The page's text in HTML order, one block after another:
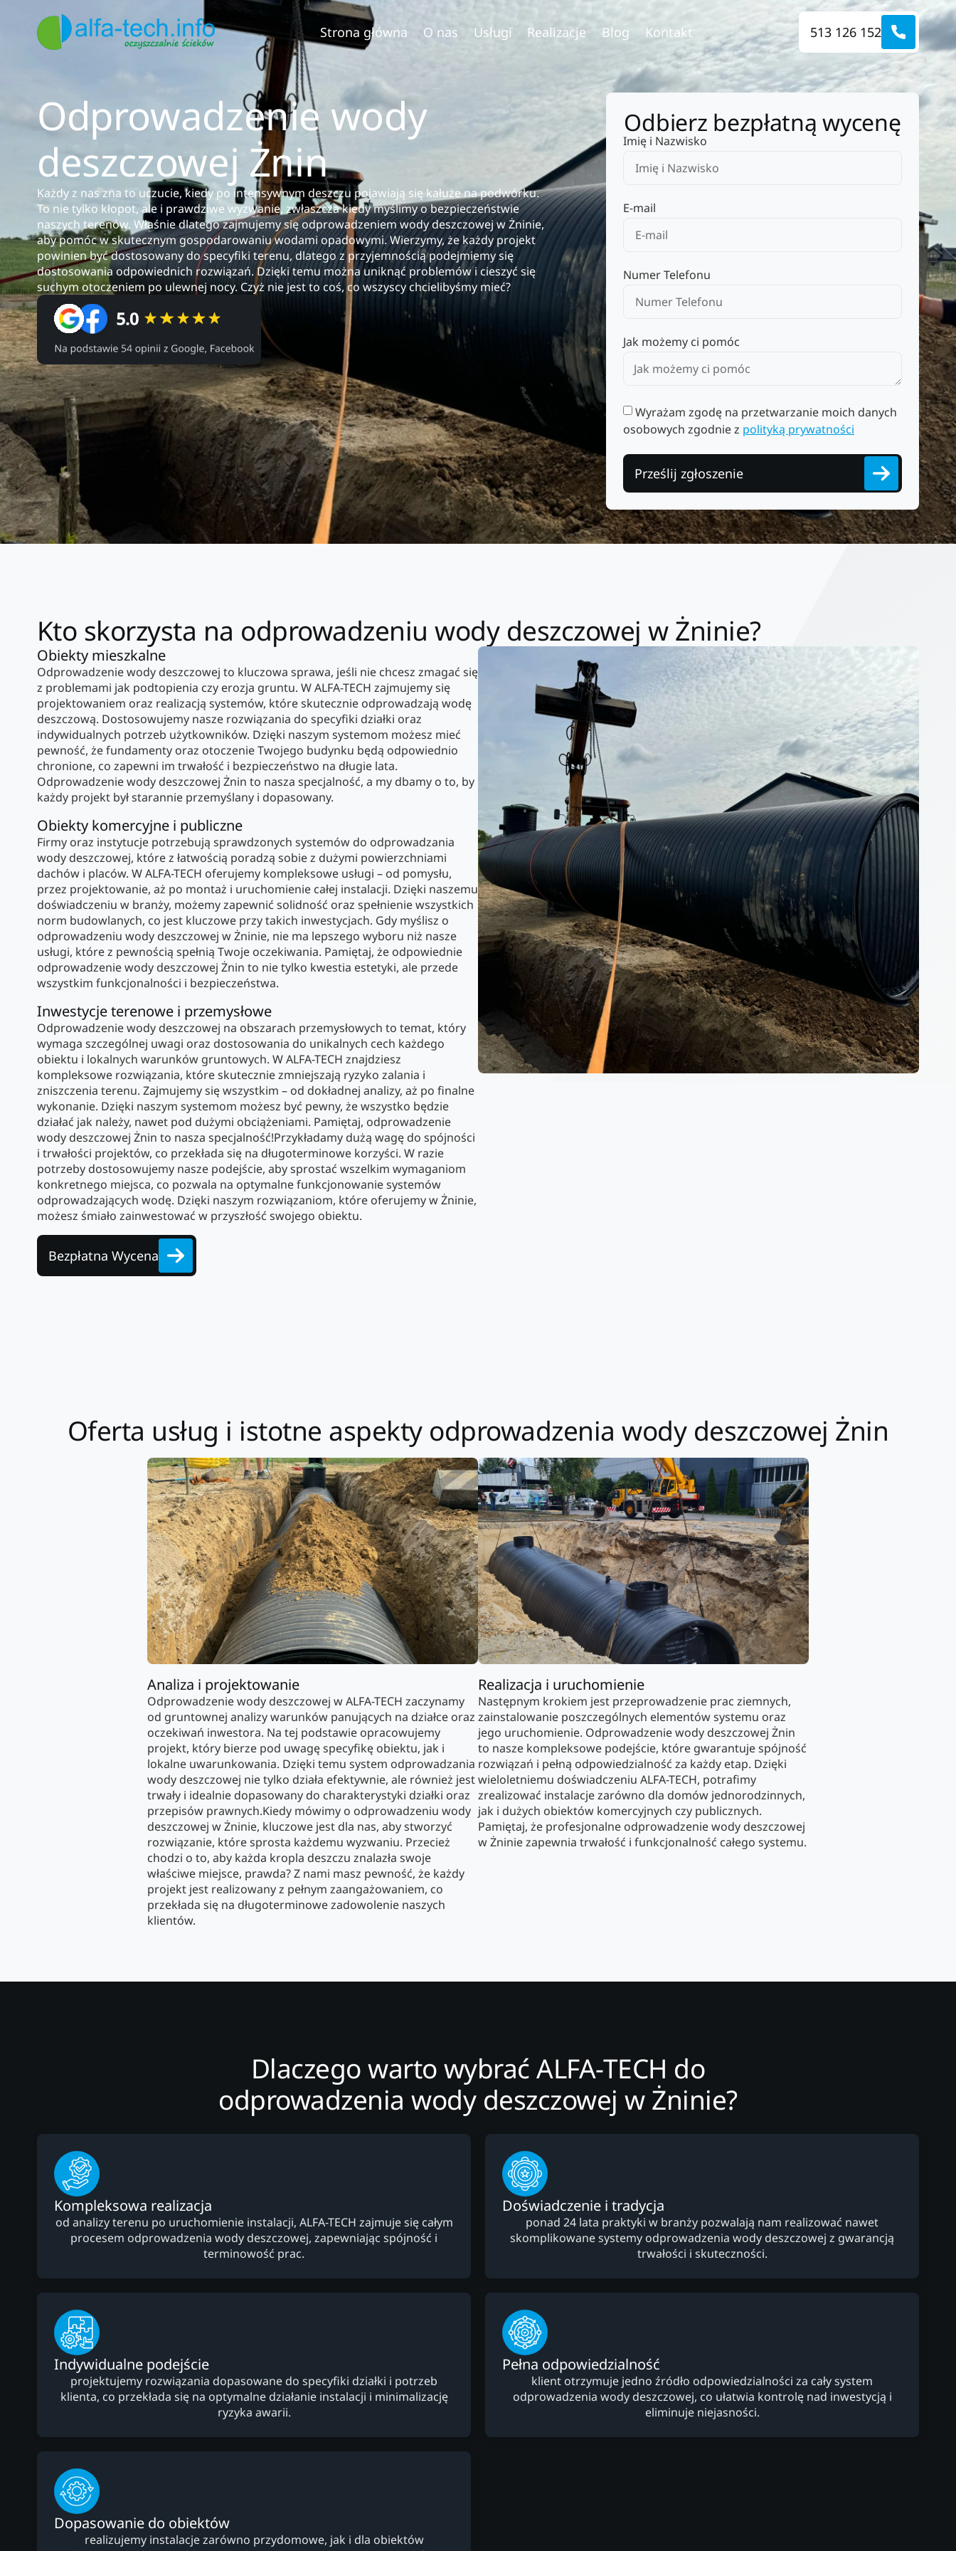
Strona główna O nas Usługi Realizacje Blog Kontakt 513 126 152
Odprowadzenie wody
deszczowej Żnin
Każdy z nas zna to uczucie, kiedy po intensywnym deszczu pojawiają się kałuże na podwórku.
To nie tylko kłopot, ale i prawdziwe wyzwanie, zwłaszcza kiedy myślimy o bezpieczeństwie
naszych terenów. Właśnie dlatego zajmujemy się odprowadzeniem wody deszczowej w Żninie,
aby pomóc w skutecznym gospodarowaniu wodami opadowymi. Wierzymy, że każdy projekt
powinien być dostosowany do specyfiki terenu, dlatego z przyjemnością podejmiemy się
dostosowania odpowiednich rozwiązań. Dzięki temu można uniknąć problemów i cieszyć się
suchym otoczeniem po ulewnej nocy. Czyż nie jest to coś, co wszyscy chcielibyśmy mieć?
Odbierz bezpłatną wycenę
Imię i Nazwisko
E-mail
Numer Telefonu
Jak możemy ci pomóc
Wyrażam zgodę na przetwarzanie moich danych
osobowych zgodnie z polityką prywatności
Prześlij zgłoszenie
Kto skorzysta na odprowadzeniu wody deszczowej w Żninie?
Obiekty mieszkalne
Odprowadzenie wody deszczowej to kluczowa sprawa, jeśli nie chcesz zmagać się
z problemami jak podtopienia czy erozja gruntu. W ALFA-TECH zajmujemy się
projektowaniem oraz realizacją systemów, które skutecznie odprowadzają wodę
deszczową. Dostosowujemy nasze rozwiązania do specyfiki działki oraz
indywidualnych potrzeb użytkowników. Dzięki naszym systemom możesz mieć
pewność, że fundamenty oraz otoczenie Twojego budynku będą odpowiednio
chronione, co zapewni im trwałość i bezpieczeństwo na długie lata.
Odprowadzenie wody deszczowej Żnin to nasza specjalność, a my dbamy o to, by
każdy projekt był starannie przemyślany i dopasowany.
Obiekty komercyjne i publiczne
Firmy oraz instytucje potrzebują sprawdzonych systemów do odprowadzania
wody deszczowej, które z łatwością poradzą sobie z dużymi powierzchniami
dachów i placów. W ALFA-TECH oferujemy kompleksowe usługi – od pomysłu,
przez projektowanie, aż po montaż i uruchomienie całej instalacji. Dzięki naszemu
doświadczeniu w branży, możemy zapewnić solidność oraz spełnienie wszystkich
norm budowlanych, co jest kluczowe przy takich inwestycjach. Gdy myślisz o
odprowadzeniu wody deszczowej w Żninie, nie ma lepszego wyboru niż nasze
usługi, które z pewnością spełnią Twoje oczekiwania. Pamiętaj, że odpowiednie
odprowadzenie wody deszczowej Żnin to nie tylko kwestia estetyki, ale przede
wszystkim funkcjonalności i bezpieczeństwa.
Inwestycje terenowe i przemysłowe
Odprowadzenie wody deszczowej na obszarach przemysłowych to temat, który
wymaga szczególnej uwagi oraz dostosowania do unikalnych cech każdego
obiektu i lokalnych warunków gruntowych. W ALFA-TECH znajdziesz
kompleksowe rozwiązania, które skutecznie zmniejszają ryzyko zalania i
zniszczenia terenu. Zajmujemy się wszystkim – od dokładnej analizy, aż po finalne
wykonanie. Dzięki naszym systemom możesz być pewny, że wszystko będzie
działać jak należy, nawet pod dużymi obciążeniami. Pamiętaj, odprowadzenie
wody deszczowej Żnin to nasza specjalność!Przykładamy dużą wagę do spójności
i trwałości projektów, co przekłada się na długoterminowe korzyści. W razie
potrzeby dostosowujemy nasze podejście, aby sprostać wszelkim wymaganiom
konkretnego miejsca, co pozwala na optymalne funkcjonowanie systemów
odprowadzających wodę. Dzięki naszym rozwiązaniom, które oferujemy w Żninie,
możesz śmiało zainwestować w przyszłość swojego obiektu.
Bezpłatna Wycena
Oferta usług i istotne aspekty odprowadzenia wody deszczowej Żnin
Analiza i projektowanie
Odprowadzenie wody deszczowej w ALFA-TECH zaczynamy
od gruntownej analizy warunków panujących na działce oraz
oczekiwań inwestora. Na tej podstawie opracowujemy
projekt, który bierze pod uwagę specyfikę obiektu, jak i
lokalne uwarunkowania. Dzięki temu system odprowadzania
wody deszczowej nie tylko działa efektywnie, ale również jest
trwały i idealnie dopasowany do charakterystyki działki oraz
przepisów prawnych.Kiedy mówimy o odprowadzeniu wody
deszczowej w Żninie, kluczowe jest dla nas, aby stworzyć
rozwiązanie, które sprosta każdemu wyzwaniu. Przecież
chodzi o to, aby każda kropla deszczu znalazła swoje
właściwe miejsce, prawda? Z nami masz pewność, że każdy
projekt jest realizowany z pełnym zaangażowaniem, co
przekłada się na długoterminowe zadowolenie naszych
klientów.
Realizacja i uruchomienie
Następnym krokiem jest przeprowadzenie prac ziemnych,
zainstalowanie poszczególnych elementów systemu oraz
jego uruchomienie. Odprowadzenie wody deszczowej Żnin
to nasze kompleksowe podejście, które gwarantuje spójność
rozwiązań i pełną odpowiedzialność za każdy etap. Dzięki
wieloletniemu doświadczeniu ALFA-TECH, potrafimy
zrealizować instalacje zarówno dla domów jednorodzinnych,
jak i dużych obiektów komercyjnych czy publicznych.
Pamiętaj, że profesjonalne odprowadzenie wody deszczowej
w Żninie zapewnia trwałość i funkcjonalność całego systemu.
Dlaczego warto wybrać ALFA-TECH do
odprowadzenia wody deszczowej w Żninie?
Kompleksowa realizacja
od analizy terenu po uruchomienie instalacji, ALFA-TECH zajmuje się całym
procesem odprowadzenia wody deszczowej, zapewniając spójność i
terminowość prac.
Doświadczenie i tradycja
ponad 24 lata praktyki w branży pozwalają nam realizować nawet
skomplikowane systemy odprowadzenia wody deszczowej z gwarancją
trwałości i skuteczności.
Indywidualne podejście
projektujemy rozwiązania dopasowane do specyfiki działki i potrzeb
klienta, co przekłada się na optymalne działanie instalacji i minimalizację
ryzyka awarii.
Pełna odpowiedzialność
klient otrzymuje jedno źródło odpowiedzialności za cały system
odprowadzenia wody deszczowej, co ułatwia kontrolę nad inwestycją i
eliminuje niejasności.
Dopasowanie do obiektów
realizujemy instalacje zarówno przydomowe, jak i dla obiektów